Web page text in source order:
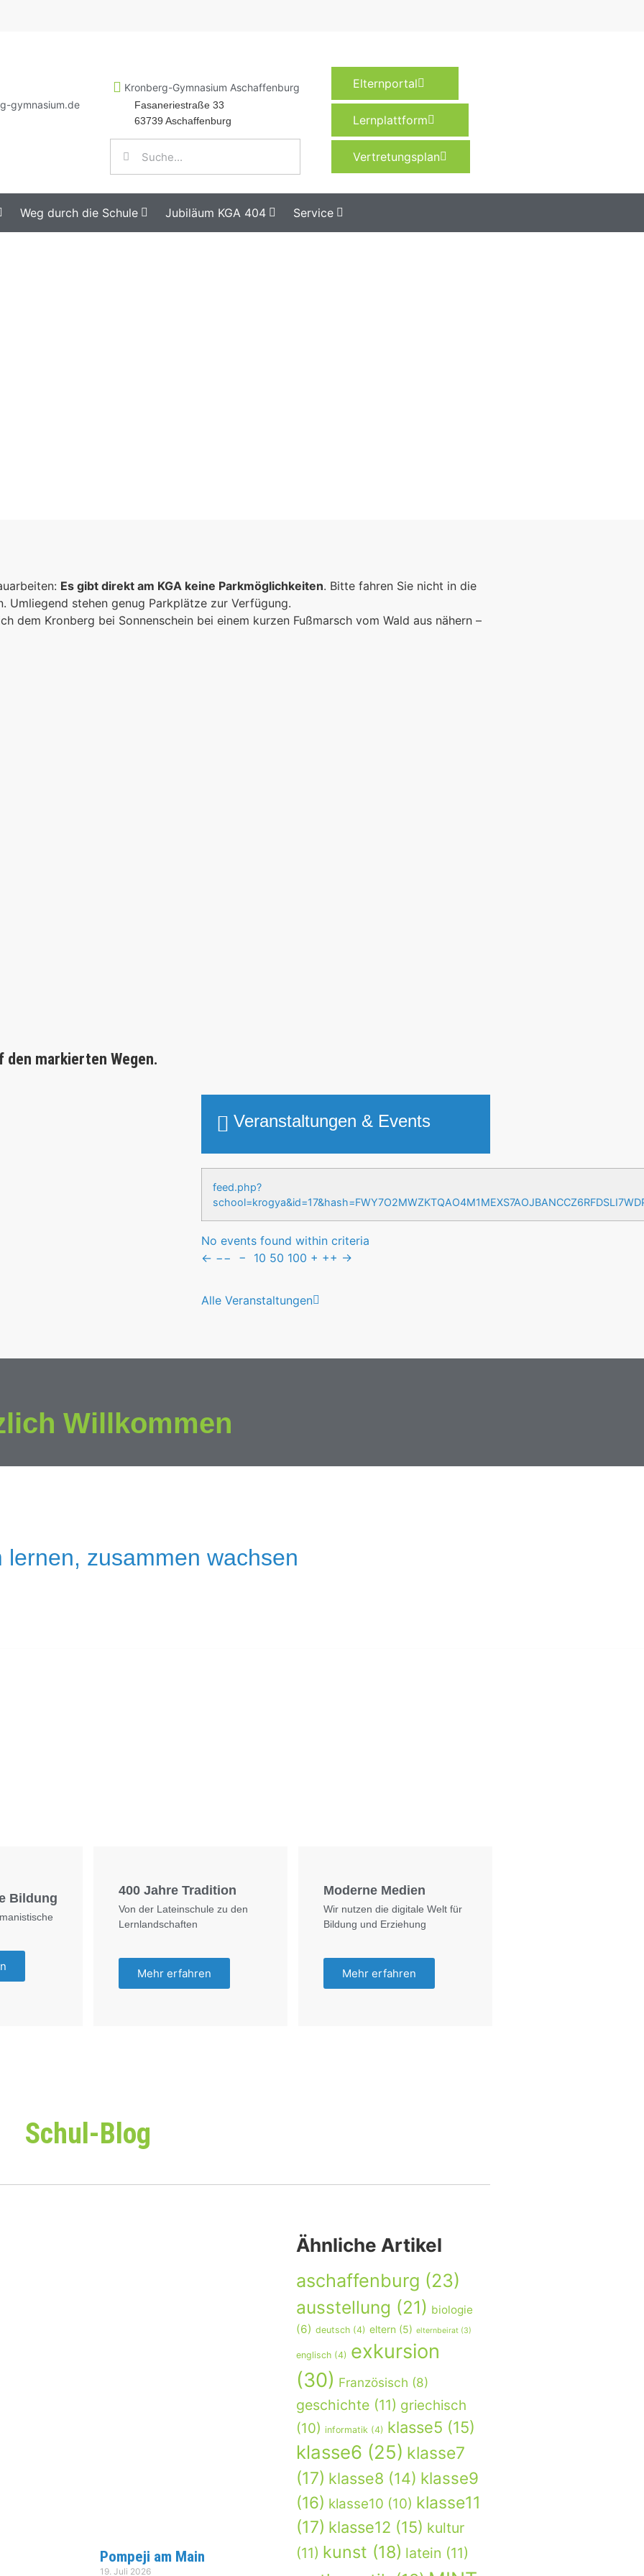
gymnasium.de
Kronberg-Gymnasium Aschaffenburg
Fasaneriestraße 33
63739 Aschaffenburg
Elternportal
Lernplattform
Vertretungsplan
Weg durch die Schule Jubiläum KGA 404 Service
Es gibt direkt am KGA keine Parkmöglichkeiten. Bitte fahren Sie nicht in die
Umliegend stehen genug Parkplätze zur Verfügung.
dem Kronberg bei Sonnenschein bei einem kurzen Fußmarsch vom Wald aus nähern –
den markierten Wegen.
Veranstaltungen & Events
feed.php?
No events found within criteria
← −− − 10 50 100 + ++ →
Alle Veranstaltungen
Willkommen
lernen, zusammen wachsen
Bildung
400 Jahre Tradition
Von der Lateinschule zu den
Lernlandschaften
Mehr erfahren
Moderne Medien
Wir nutzen die digitale Welt für
Bildung und Erziehung
Mehr erfahren
Schul-Blog
Pompeji am Main
19. Juli 2026
Ähnliche Artikel
aschaffenburg (23)
ausstellung (21) biologie
(6) deutsch (4) eltern (5) elternbeirat (3)
englisch (4) exkursion
(30) Französisch (8)
geschichte (11) griechisch
(10) informatik (4) klasse5 (15)
klasse6 (25) klasse7
(17) klasse8 (14) klasse9
(16) klasse10 (10) klasse11
(17) klasse12 (15) kultur
(11) kunst (18) latein (11)